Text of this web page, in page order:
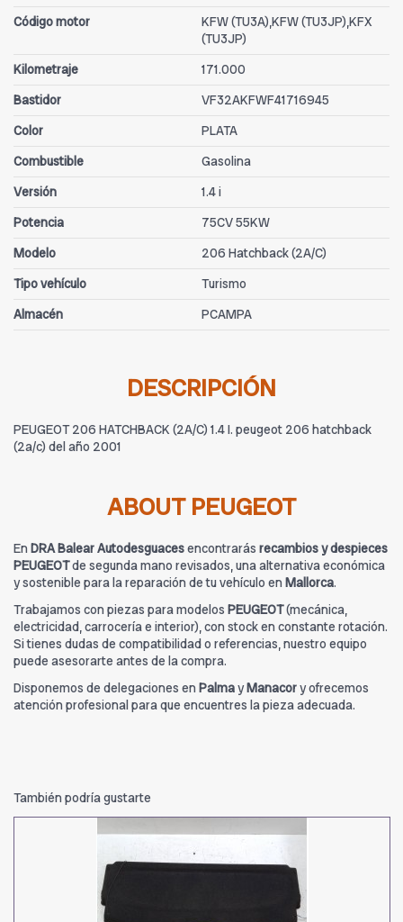
Código motor
KFW (TU3A),KFW (TU3JP),KFX
(TU3JP)
Kilometraje
171.000
Bastidor
VF32AKFWF41716945
Color
PLATA
Combustible
Gasolina
Versión
1.4 i
Potencia
75CV 55KW
Modelo
206 Hatchback (2A/C)
Tipo vehículo
Turismo
Almacén
PCAMPA
DESCRIPCIÓN
PEUGEOT 206 HATCHBACK (2A/C) 1.4 I. peugeot 206 hatchback
(2a/c) del año 2001
ABOUT PEUGEOT
En DRA Balear Autodesguacesencontrarás recambios y despieces
PEUGEOTde segunda mano revisados, una alternativa económica
y sostenible para la reparación de tu vehículo en Mallorca.
Trabajamos con piezas para modelos PEUGEOT(mecánica,
electricidad, carrocería e interior), con stock en constante rotación.
Si tienes dudas de compatibilidad o referencias, nuestro equipo
puede asesorarte antes de la compra.
Disponemos de delegaciones en PalmayManacory ofrecemos
atención profesional para que encuentres la pieza adecuada.
También podría gustarte